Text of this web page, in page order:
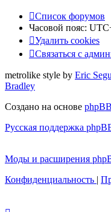
Список форумов
Часовой пояс:
Удалить cookies
Связаться с
metrolike style by Eric
Bradley
Создано на основе phpBB
Русская поддержка
Моды и расширения
Конфиденциальность |